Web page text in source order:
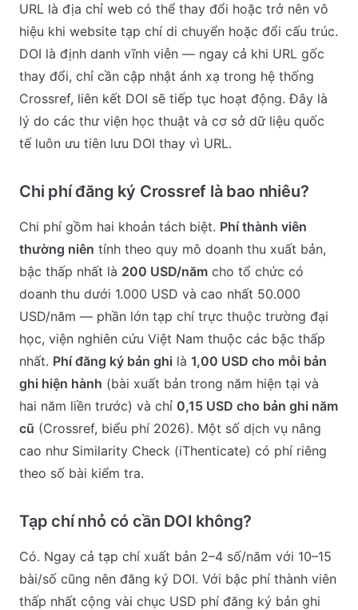
URL là địa chỉ web có thể thay đổi hoặc trở nên vô
hiệu khi website tạp chí di chuyển hoặc đổi cấu trúc.
DOI là định danh vĩnh viễn — ngay cả khi URL gốc
thay đổi, chỉ cần cập nhật ánh xạ trong hệ thống
Crossref, liên kết DOI sẽ tiếp tục hoạt động. Đây là
lý do các thư viện học thuật và cơ sở dữ liệu quốc
tế luôn ưu tiên lưu DOI thay vì URL.
Chi phí đăng ký Crossref là bao nhiêu?
Chi phí gồm hai khoản tách biệt. Phí thành viên
thường niên tính theo quy mô doanh thu xuất bản,
bậc thấp nhất là 200 USD/năm cho tổ chức có
doanh thu dưới 1.000 USD và cao nhất 50.000
USD/năm — phần lớn tạp chí trực thuộc trường đại
học, viện nghiên cứu Việt Nam thuộc các bậc thấp
nhất. Phí đăng ký bản ghi là 1,00 USD cho mỗi bản
ghi hiện hành (bài xuất bản trong năm hiện tại và
hai năm liền trước) và chỉ 0,15 USD cho bản ghi năm
cũ (Crossref, biểu phí 2026). Một số dịch vụ nâng
cao như Similarity Check (iThenticate) có phí riêng
theo số bài kiểm tra.
Tạp chí nhỏ có cần DOI không?
Có. Ngay cả tạp chí xuất bản 2–4 số/năm với 10–15
bài/số cũng nên đăng ký DOI. Với bậc phí thành viên
thấp nhất cộng vài chục USD phí đăng ký bản ghi